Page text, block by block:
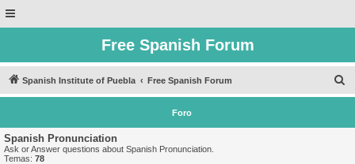
Free Spanish Forum
Spanish Institute of Puebla Free Spanish Forum
u
Foro
Spanish Pronunciation
Ask or Answer questions about Spanish Pronunciation.
Temas: 78